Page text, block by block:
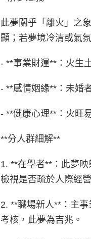
此夢關乎「離火」之
顯；若夢境冷清或氣
- **事業財運**：火生
- **感情姻緣**：未婚
- **健康心理**：火旺
**分人群細解**
1. **在學者**：此夢
檢視是否疏於人際經營
2. **職場新人**：主
考核，此夢為吉兆。